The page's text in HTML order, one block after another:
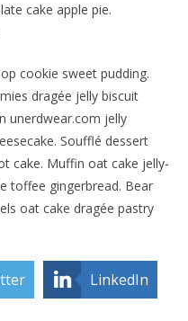
cake apple pie.
cookie sweet pudding.
dragée jelly biscuit
unerdwear.com jelly
Soufflé dessert
cake. Muffin oat cake jelly-
toffee gingerbread. Bear
oat cake dragée pastry
LinkedIn